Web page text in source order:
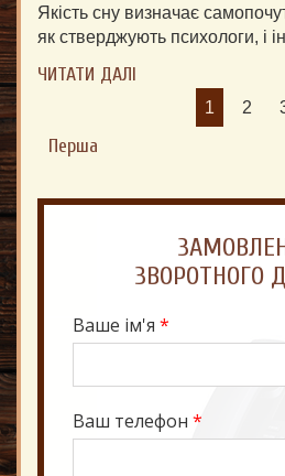
Якість сну визначає
як стверджують психологи, і
ЧИТАТИ ДАЛІ
Перша
1 2
Ваше ім'я *
Ваш телефон *